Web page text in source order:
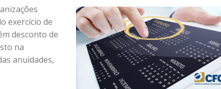
exercício de
desconto de
na
anuidades,